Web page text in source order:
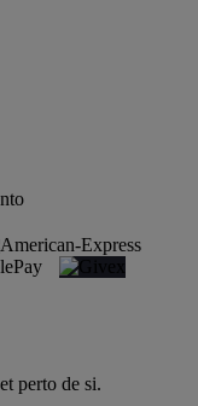
perto de si.